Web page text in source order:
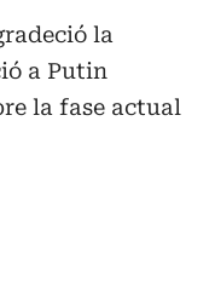
la
a Putin
la fase actual